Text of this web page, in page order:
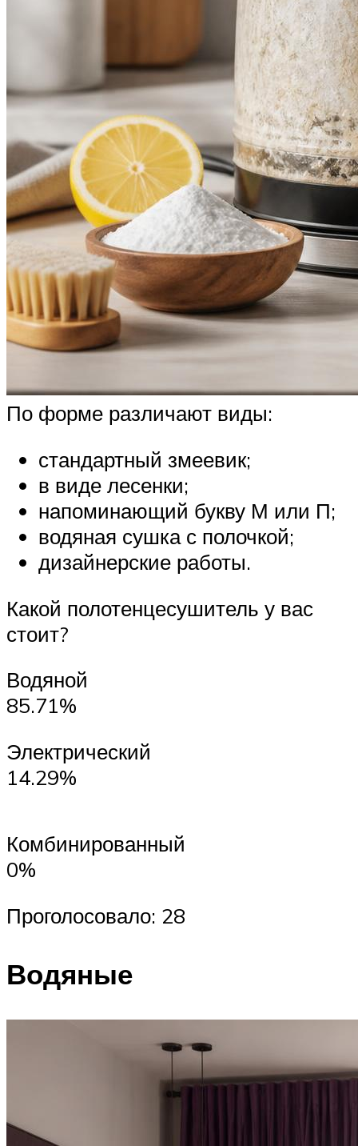
По форме различают виды:
стандартный змеевик;
в виде лесенки;
напоминающий букву М или П;
водяная сушка с полочкой;
дизайнерские работы.
Какой полотенцесушитель у вас
стоит?
Водяной
85.71%
Электрический
14.29%
Комбинированный
0%
Проголосовало: 28
Водяные